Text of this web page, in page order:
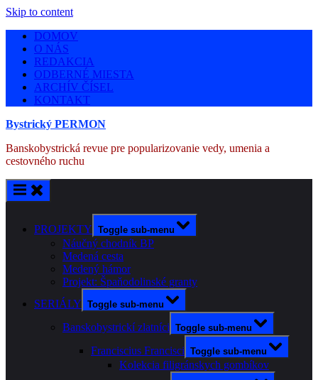
Skip to content
DOMOV
O NÁS
REDAKCIA
ODBERNÉ MIESTA
ARCHÍV ČÍSEL
KONTAKT
Bystrický PERMON
Banskobystrická revue pre popularizovanie vedy, umenia a
cestovného ruchu
PROJEKTY Toggle sub-menu
Náučný chodník BP
Medená cesta
Medený hámor
Projekt: Špaňodolinské granty
SERIÁLY Toggle sub-menu
Banskobystrickí zlatníci Toggle sub-menu
Franciscius Francisci Toggle sub-menu
Kolekcia filigránskych gombíkov